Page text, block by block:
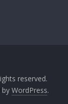
reserved.
by WordPress.